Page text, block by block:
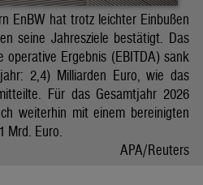
EnBW hat trotz leichter Einbußen
seine Jahresziele bestätigt. Das
operative Ergebnis (EBITDA) sank
2,4) Milliarden Euro, wie das
Für das Gesamtjahr 2026
weiterhin mit einem bereinigten
Mrd. Euro.
APA/Reuters